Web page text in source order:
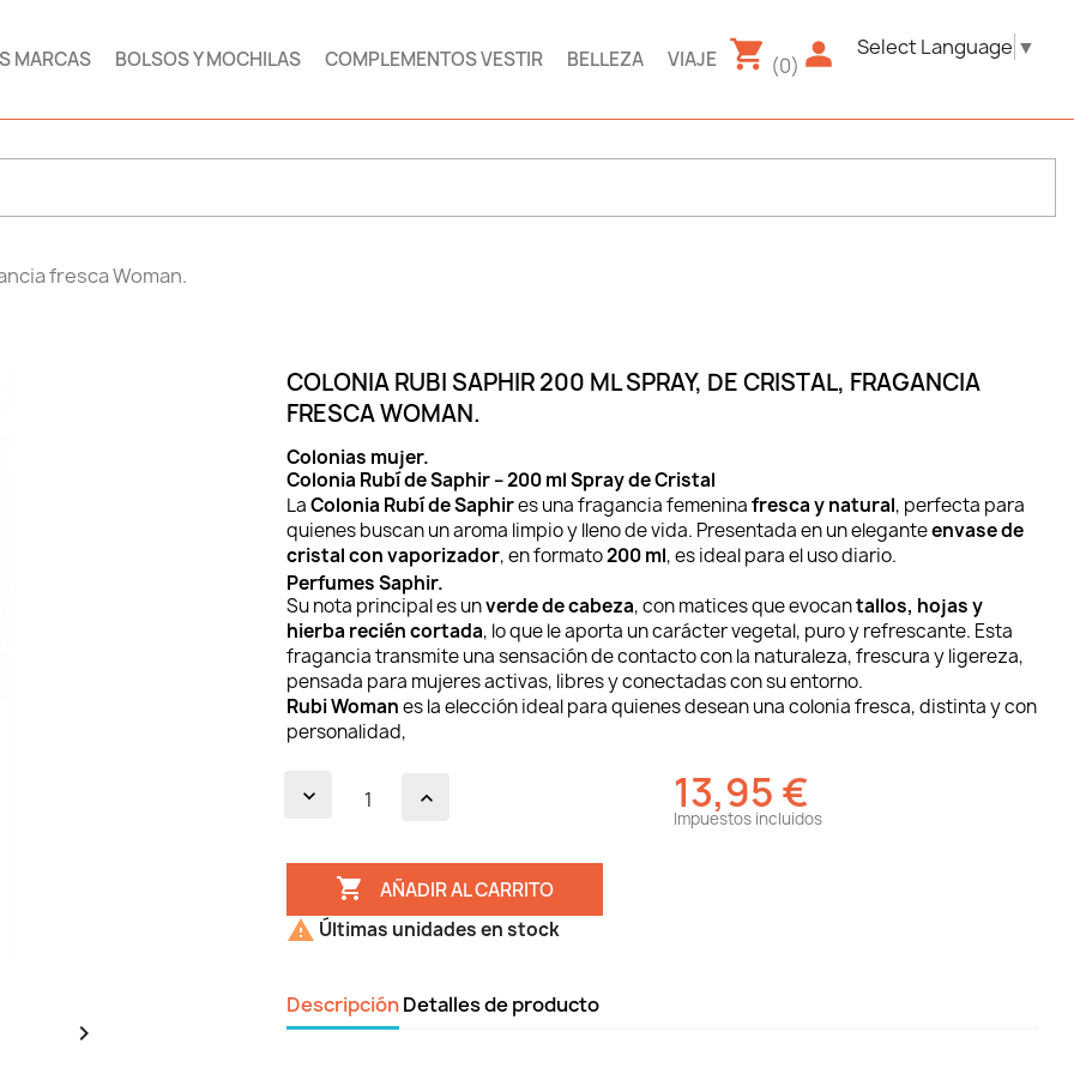
MARCAS BOLSOS Y MOCHILAS COMPLEMENTOS VESTIR BELLEZA VIAJE (0)
Select Language ▼
fresca Woman.

COLONIA RUBI SAPHIR 200 ML SPRAY, DE CRISTAL, FRAGANCIA
FRESCA WOMAN.
Colonias mujer.
Colonia Rubí de Saphir – 200 ml Spray de Cristal
LaColonia Rubí de Saphires una fragancia femeninafresca y natural, perfecta para
quienes buscan un aroma limpio y lleno de vida. Presentada en un eleganteenvase de
cristal con vaporizador, en formato200 ml, es ideal para el uso diario.
Perfumes Saphir.
Su nota principal es unverde de cabeza, con matices que evocantallos, hojas y
hierba recién cortada, lo que le aporta un carácter vegetal, puro y refrescante. Esta
fragancia transmite una sensación de contacto con la naturaleza, frescura y ligereza,
pensada para mujeres activas, libres y conectadas con su entorno.
Rubi Womanes la elección ideal para quienes desean una colonia fresca, distinta y con
personalidad,
13,95 €
Impuestos incluidos
 AÑADIR AL CARRITO
 Últimas unidades en stock
DescripciónDetalles de producto